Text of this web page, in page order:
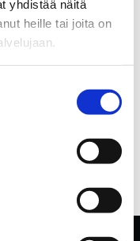
yhdistää näitä
heille tai joita on